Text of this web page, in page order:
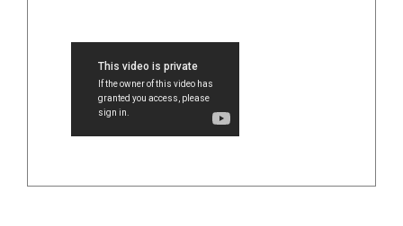
Protection des données
Sécurité